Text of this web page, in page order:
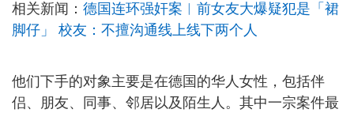
相关新闻： 德国连环强奸案︱前女友大爆疑犯是「裙
脚仔」 校友：不擅沟通线上线下两个人
他们下手的对象主要是在德国的华人女性，包括伴
侣、朋友、同事、邻居以及陌生人。其中一宗案件最